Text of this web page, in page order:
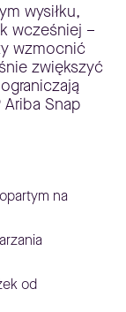
wysiłku,
wcześniej –
wzmocnić
zwiększyć
Ariba Snap
na
od